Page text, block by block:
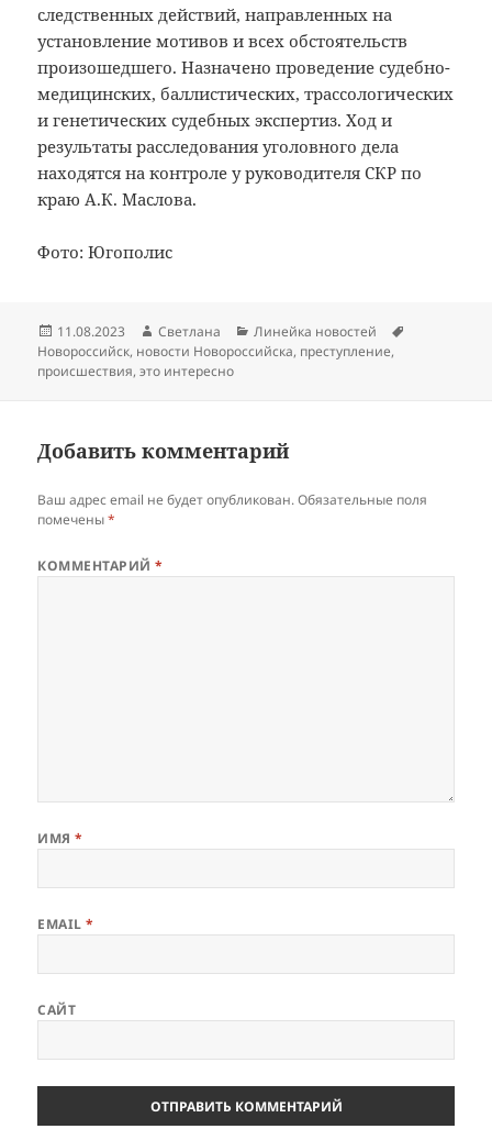
следственных действий, направленных на
установление мотивов и всех обстоятельств
произошедшего. Назначено проведение судебно-
медицинских, баллистических, трассологических
и генетических судебных экспертиз. Ход и
результаты расследования уголовного дела
находятся на контроле у руководителя СКР по
краю А.К. Маслова.
Фото: Югополис
Опубликовано
11.08.2023 Автор
Светлана Рубрики
Линейка новостей
Новороссийск, новости Новороссийска, преступление,
происшествия,это интересно
Добавить комментарий
Ваш адрес email не будет опубликован. Обязательные поля
помечены*
КОММЕНТАРИЙ*
ИМЯ*
EMAIL*
САЙТ